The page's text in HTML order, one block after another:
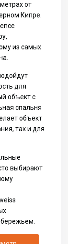
от
Кипре.
из самых
для
объект с
спальня
объект
так и для
выбирают